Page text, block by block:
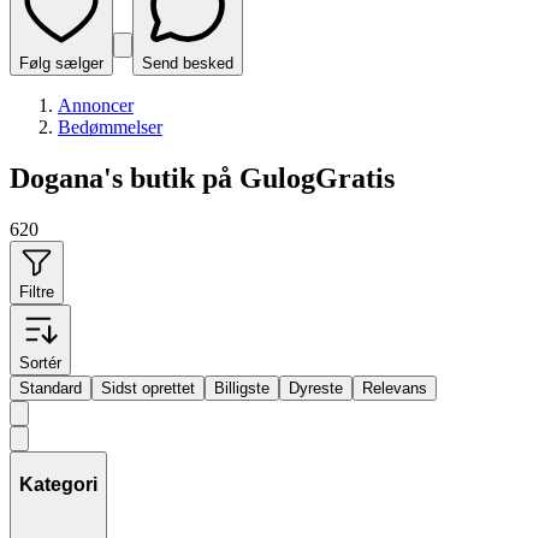
Følg sælger Send besked
Annoncer
Bedømmelser
Dogana's butik på GulogGratis
620
Filtre
Sortér
Standard
Sidst oprettet Billigste Dyreste Relevans
Kategori